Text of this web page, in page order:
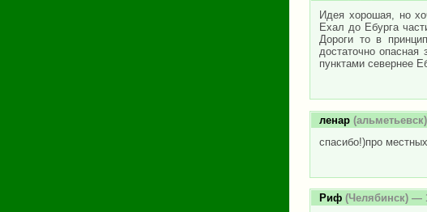
Идея хорошая, но
Ехал до Ебурга
Дороги то в
достаточно
пунктами севернее
ленар
спасибо!)про
Риф (Челябинск) —